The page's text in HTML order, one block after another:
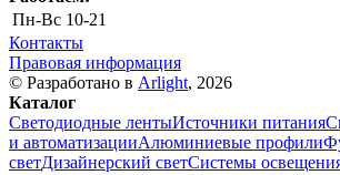
Пн-Вс 10-21
Контакты
Правовая информация
© Разработано в Arlight, 2026
Каталог
Светодиодные лентыИсточники питания
и автоматизацииАлюминиевые профили
светДизайнерский светСистемы